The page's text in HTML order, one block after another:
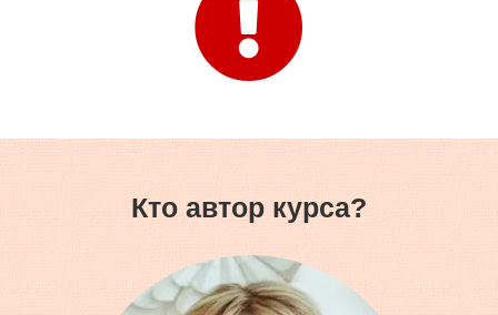
Кто автор курса?